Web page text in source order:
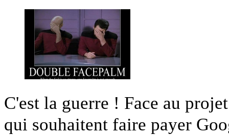
C'est la guerre ! Face au
qui souhaitent faire payer